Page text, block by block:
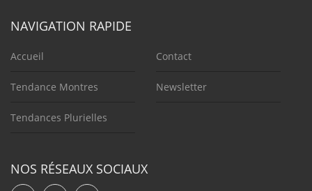
NAVIGATION RAPIDE
Accueil
Tendance Montres
Tendances Plurielles
Contact
Newsletter
NOS RÉSEAUX SOCIAUX